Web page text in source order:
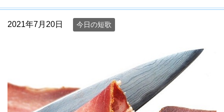
2021年7月20日 今日の短歌